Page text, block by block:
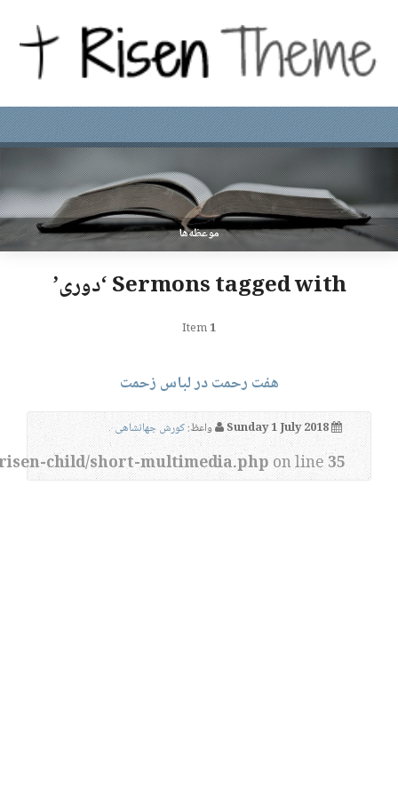
موعظه‌ها
Sermons tagged with ‘دوری’
1
هفت رحمت در لباس زحمت
Sunday 1 July 2018 واعظ:کورش جهانشاهی
child/short-multimedia.php on line35